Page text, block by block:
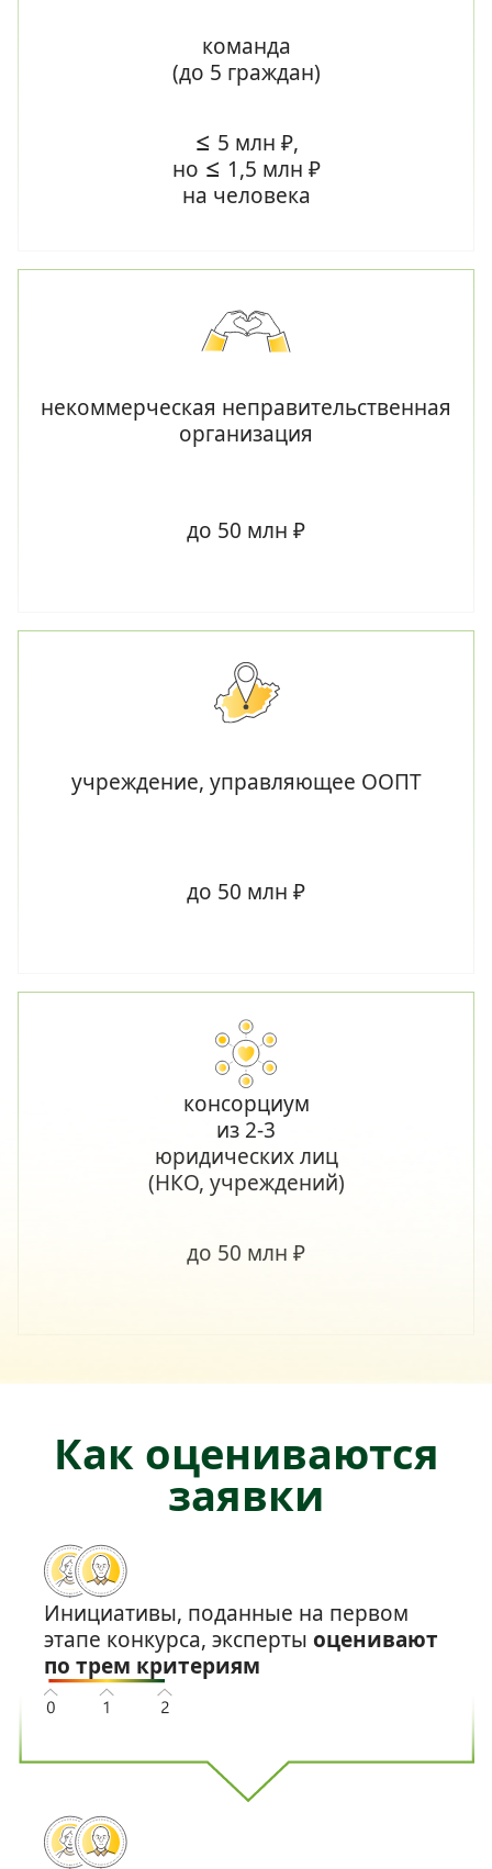
команда
(до 5 граждан)
≤ 5 млн ₽,
но ≤ 1,5 млн ₽
на человека
некоммерческая неправительственная
организация
до 50 млн ₽
учреждение, управляющее ООПТ
до 50 млн ₽
консорциум
из 2-3
юридических лиц
(НКО, учреждений)
до 50 млн ₽
Как оцениваются
заявки
Инициативы, поданные на первом
этапе конкурса, эксперты оценивают
по трем критериям